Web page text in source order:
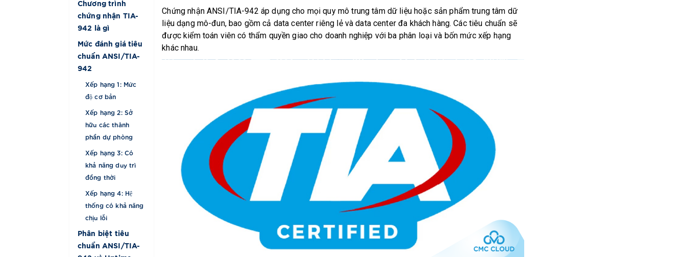
Chương trình
chứng nhận TIA-
942 là gì
Mức đánh giá tiêu
chuẩn ANSI/TIA-
942
Xếp hạng 1: Mức
độ cơ bản
Xếp hạng 2: Sở
hữu các thành
phần dự phòng
Xếp hạng 3: Có
khả năng duy trì
đồng thời
Xếp hạng 4: Hệ
thống có khả năng
chịu lỗi
Phân biệt tiêu
chuẩn ANSI/TIA-
Chứng nhận ANSI/TIA-942 áp dụng cho mọi quy mô trung tâm dữ liệu hoặc sản phẩm trung tâm dữ
liệu dạng mô-đun, bao gồm cả data center riêng lẻ và data center đa khách hàng. Các tiêu chuẩn sẽ
được kiểm toán viên có thẩm quyền giao cho doanh nghiệp với ba phân loại và bốn mức xếp hạng
khác nhau.